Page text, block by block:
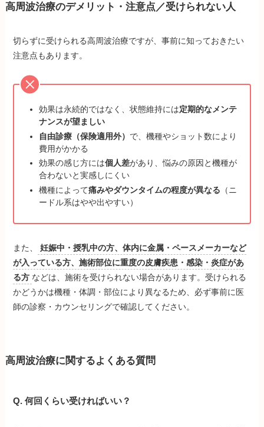
高周波治療のデメリット・注意点／受けられない人
切らずに受けられる高周波治療ですが、事前に知っておきたい
注意点もあります。
効果は永続的ではなく、状態維持には定期的なメンテ
ナンスが望ましい
自由診療（保険適用外） で、機種やショット数により
費用がかかる
効果の感じ方には個人差があり、悩みの原因と機種が
合わないと実感しにくい
機種によって痛みやダウンタイムの程度が異なる （ニ
ードル系はやや出やすい）
また、
妊娠中・授乳中の方、体内に金属・ペースメーカーなど
が入っている方、施術部位に重度の皮膚疾患・感染・炎症があ
る方 などは、施術を受けられない場合があります。受けられる
かどうかは機種・体調・部位により異なるため、必ず事前に医
師の診察・カウンセリングで確認してください。
高周波治療に関するよくある質問
Q. 何回くらい受ければいい？